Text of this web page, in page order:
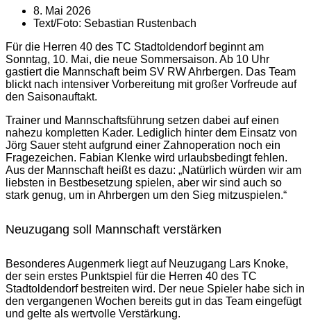
8. Mai 2026
Text/Foto: Sebastian Rustenbach
Für die Herren 40 des TC Stadtoldendorf beginnt am
Sonntag, 10. Mai, die neue Sommersaison. Ab 10 Uhr
gastiert die Mannschaft beim SV RW Ahrbergen. Das Team
blickt nach intensiver Vorbereitung mit großer Vorfreude auf
den Saisonauftakt.
Trainer und Mannschaftsführung setzen dabei auf einen
nahezu kompletten Kader. Lediglich hinter dem Einsatz von
Jörg Sauer steht aufgrund einer Zahnoperation noch ein
Fragezeichen. Fabian Klenke wird urlaubsbedingt fehlen.
Aus der Mannschaft heißt es dazu: „Natürlich würden wir am
liebsten in Bestbesetzung spielen, aber wir sind auch so
stark genug, um in Ahrbergen um den Sieg mitzuspielen.“
Neuzugang soll Mannschaft verstärken
Besonderes Augenmerk liegt auf Neuzugang Lars Knoke,
der sein erstes Punktspiel für die Herren 40 des TC
Stadtoldendorf bestreiten wird. Der neue Spieler habe sich in
den vergangenen Wochen bereits gut in das Team eingefügt
und gelte als wertvolle Verstärkung.